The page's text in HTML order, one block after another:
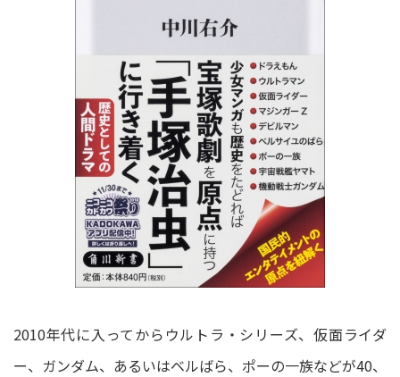
2010年代に入ってからウルトラ・シリーズ、仮面ライダ
ー、ガンダム、あるいはベルばら、ポーの一族などが40、